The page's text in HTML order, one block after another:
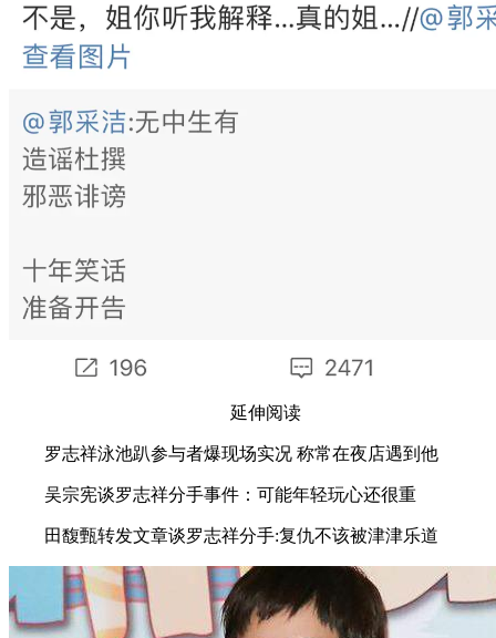
延伸阅读
罗志祥泳池趴参与者爆现场实况 称常在夜店遇到他
吴宗宪谈罗志祥分手事件：可能年轻玩心还很重
田馥甄转发文章谈罗志祥分手:复仇不该被津津乐道